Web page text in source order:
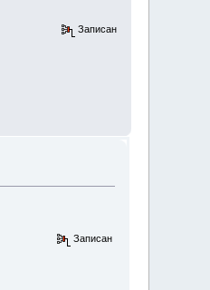
Записан
Записан